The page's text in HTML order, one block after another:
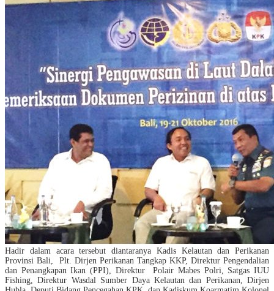
Hadir dalam acara tersebut diantaranya Kadis Kelautan dan Perikanan
Provinsi Bali, Plt. Dirjen Perikanan Tangkap KKP, Direktur Pengendalian
dan Penangkapan Ikan (PPI), Direktur Polair Mabes Polri, Satgas IUU
Fishing, Direktur Wasdal Sumber Daya Kelautan dan Perikanan, Dirjen